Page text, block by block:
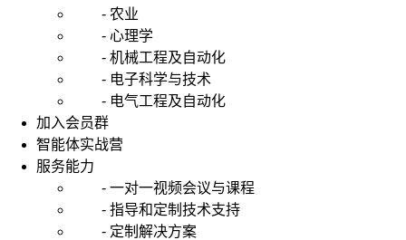
- 农业
- 心理学
- 机械工程及自动化
- 电子科学与技术
- 电气工程及自动化
加入会员群
智能体实战营
服务能力
- 一对一视频会议与课程
- 指导和定制技术支持
- 定制解决方案